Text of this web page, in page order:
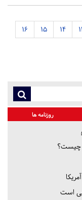
14
15
16
روزنامه ها
چیست؟
است